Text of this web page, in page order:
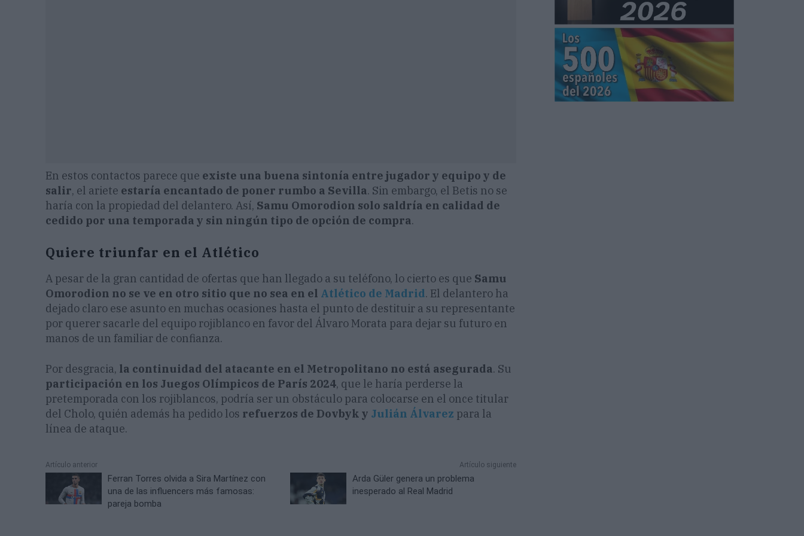
En estos contactos parece que existe una buena sintonía entre jugador y equipo y de
salir, el ariete estaría encantado de poner rumbo a Sevilla. Sin embargo, el Betis no se
haría con la propiedad del delantero. Así, Samu Omorodion solo saldría en calidad de
cedido por una temporada y sin ningún tipo de opción de compra.
Quiere triunfar en el Atlético
A pesar de la gran cantidad de ofertas que han llegado a su teléfono, lo cierto es que Samu
Omorodion no se ve en otro sitio que no sea en el Atlético de Madrid. El delantero ha
dejado claro ese asunto en muchas ocasiones hasta el punto de destituir a su representante
por querer sacarle del equipo rojiblanco en favor del Álvaro Morata para dejar su futuro en
manos de un familiar de confianza.
Por desgracia, la continuidad del atacante en el Metropolitano no está asegurada. Su
participación en los Juegos Olímpicos de París 2024, que le haría perderse la
pretemporada con los rojiblancos, podría ser un obstáculo para colocarse en el once titular
del Cholo, quién además ha pedido los refuerzos de Dovbyk y Julián Álvarez para la
línea de ataque.
Artículo anterior
Ferran Torres olvida a Sira Martínez con
una de las influencers más famosas:
pareja bomba
Artículo siguiente
Arda Güler genera un problema
inesperado al Real Madrid